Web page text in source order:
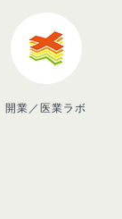
開業／医業ラボ